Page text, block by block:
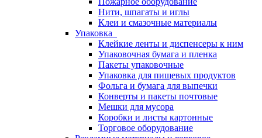
Нити, шпагаты и иглы
Клеи и смазочные материалы
Упаковка
Клейкие ленты и диспенсеры к ним
Упаковочная бумага и пленка
Пакеты упаковочные
Упаковка для пищевых продуктов
Фольга и бумага для выпечки
Конверты и пакеты почтовые
Мешки для мусора
Коробки и листы картонные
Торговое оборудование